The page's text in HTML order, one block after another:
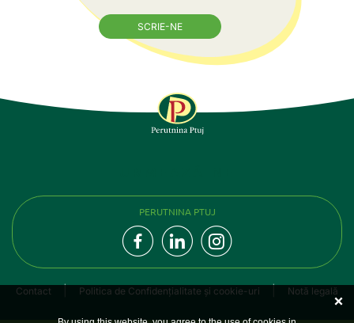
SCRIE-NE
PERUTNINA PTUJ
Contact Politica de Confidențialitate și cookie-uri Notă legală